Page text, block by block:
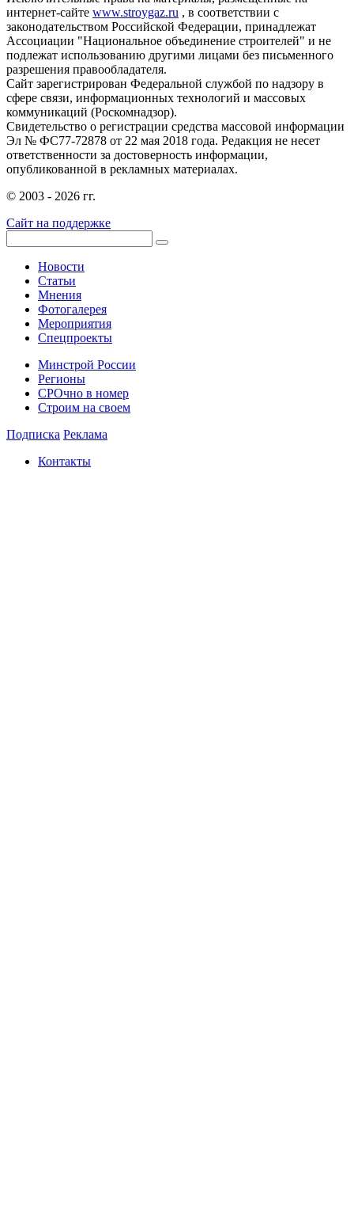
интернет-сайте www.stroygaz.ru , в соответствии с
законодательством Российской Федерации, принадлежат
Ассоциации "Национальное объединение строителей" и не
подлежат использованию другими лицами без письменного
разрешения правообладателя.
Сайт зарегистрирован Федеральной службой по надзору в
сфере связи, информационных технологий и массовых
коммуникаций (Роскомнадзор).
Свидетельство о регистрации средства массовой информации
Эл № ФС77-72878 от 22 мая 2018 года. Редакция не несет
ответственности за достоверность информации,
опубликованной в рекламных материалах.
© 2003 - 2026 гг.
Сайт на поддержке
Новости
Статьи
Мнения
Фотогалерея
Мероприятия
Спецпроекты
Минстрой России
Регионы
СРОчно в номер
Строим на своем
Подписка Реклама
Контакты